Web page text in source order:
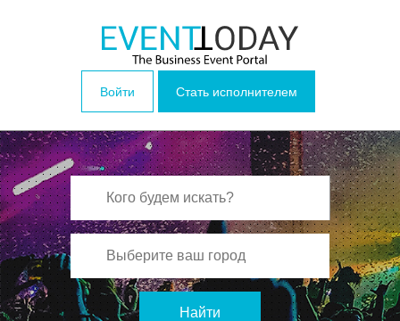
Войти Стать исполнителем
Найти